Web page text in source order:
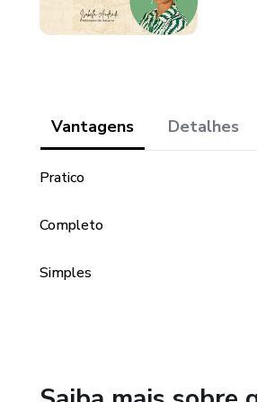
Vantagens Detalhes
Pratico
Completo
Simples